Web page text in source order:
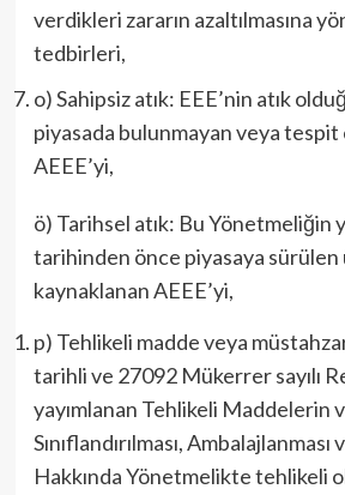
verdikleri zararın azaltılmasına
tedbirleri,
o) Sahipsiz atık: EEE’nin atık
piyasada bulunmayan veya
AEEE’yi,
ö) Tarihsel atık: Bu Yönetmeliğin
tarihinden önce piyasaya
kaynaklanan AEEE’yi,
p) Tehlikeli madde veya
tarihli ve 27092 Mükerrer sayılı
yayımlanan Tehlikeli Maddelerin
Sınıflandırılması,
Hakkında Yönetmelikte tehlikeli